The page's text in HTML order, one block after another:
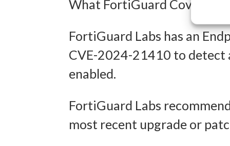
What FortiGuard Coverage
FortiGuard Labs has an
CVE-2024-21410 to detect
enabled.
FortiGuard Labs
most recent upgrade or